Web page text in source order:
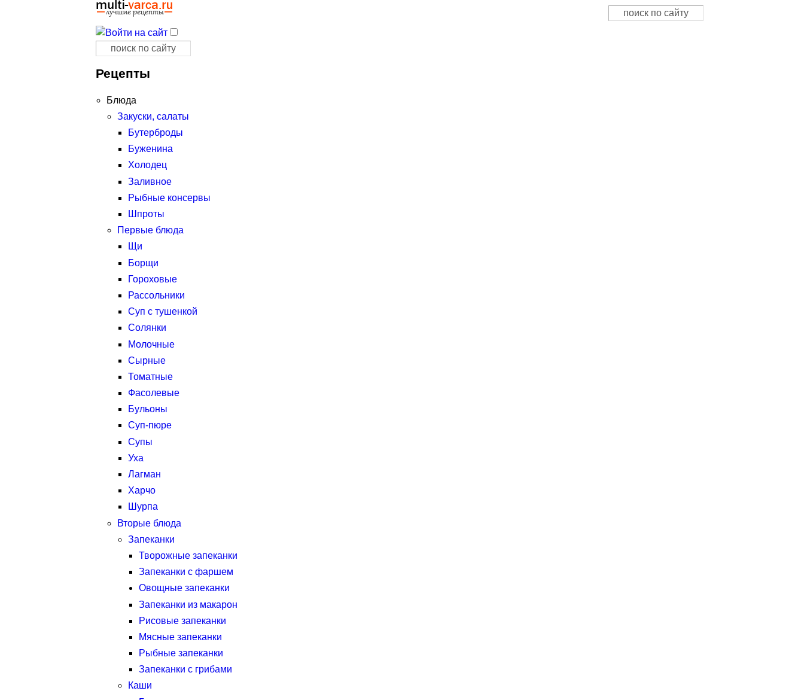
Форма поиска
Поиск
Форма поиска
Поиск
Рецепты
Блюда
Закуски, салаты
Бутерброды
Буженина
Холодец
Заливное
Рыбные консервы
Шпроты
Первые блюда
Щи
Борщи
Гороховые
Рассольники
Суп с тушенкой
Солянки
Молочные
Сырные
Томатные
Фасолевые
Бульоны
Суп-пюре
Супы
Уха
Лагман
Харчо
Шурпа
Вторые блюда
Запеканки
Творожные запеканки
Запеканки с фаршем
Овощные запеканки
Запеканки из макарон
Рисовые запеканки
Мясные запеканки
Рыбные запеканки
Запеканки с грибами
Каши